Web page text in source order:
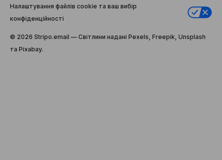
Налаштування файлів cookie та ваш вибір
конфіденційності
© 2026 Stripо.email — Світлини надані Pexels, Freepik, Unsplash
та Pixabay.